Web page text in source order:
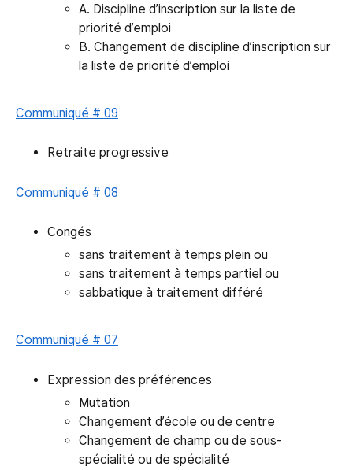
A. Discipline d’inscription sur la liste de
priorité d’emploi
B. Changement de discipline d’inscription sur
la liste de priorité d’emploi
Communiqué # 09
Retraite progressive
Communiqué # 08
Congés
sans traitement à temps plein ou
sans traitement à temps partiel ou
sabbatique à traitement différé
Communiqué # 07
Expression des préférences
Mutation
Changement d’école ou de centre
Changement de champ ou de sous-
spécialité ou de spécialité